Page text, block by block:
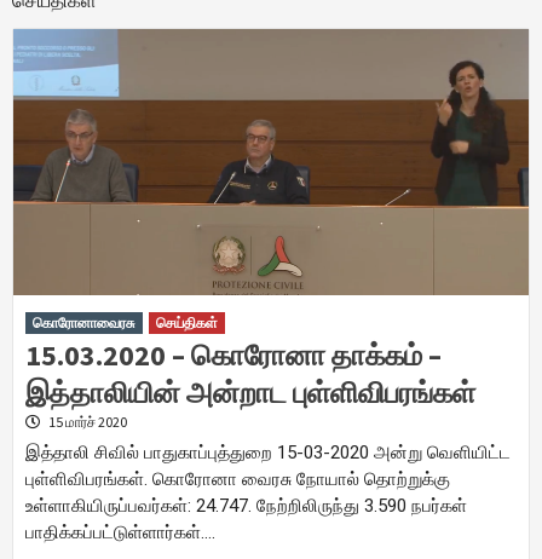
கொரோனாவைரசு செய்திகள்
15.03.2020 – கொரோனா தாக்கம் –
இத்தாலியின் அன்றாட புள்ளிவிபரங்கள்
15 மார்ச் 2020
இத்தாலி சிவில் பாதுகாப்புத்துறை 15-03-2020 அன்று வெளியிட்ட
புள்ளிவிபரங்கள். கொரோனா வைரசு நோயால் தொற்றுக்கு
உள்ளாகியிருப்பவர்கள்: 24.747. நேற்றிலிருந்து 3.590 நபர்கள்
பாதிக்கப்பட்டுள்ளார்கள்….